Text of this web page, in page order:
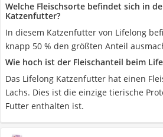
Welche Fleischsorte befindet sich in
Katzenfutter?
In diesem Katzenfutter von Lifelong
knapp 50 % den größten Anteil
Wie hoch ist der Fleischanteil beim
Das Lifelong Katzenfutter hat einen
Lachs. Dies ist die einzige tierische
Futter enthalten ist.